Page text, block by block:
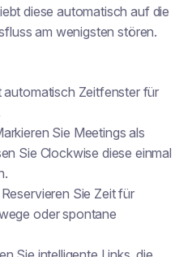
diese automatisch auf die
am wenigsten stören.
automatisch Zeitfenster für
Sie Meetings als
Sie Clockwise diese einmal
Reservieren Sie Zeit für
oder spontane